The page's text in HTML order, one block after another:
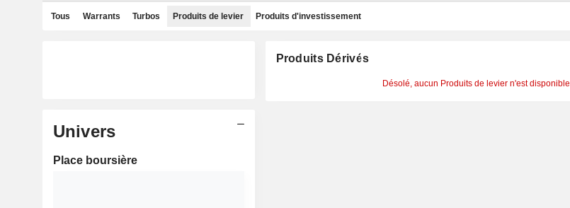
Tous Warrants Turbos Produits de levier Produits d'investissement
Univers
Place boursière
Produits Dérivés
Désolé, aucun Produits de levier n'est disponible